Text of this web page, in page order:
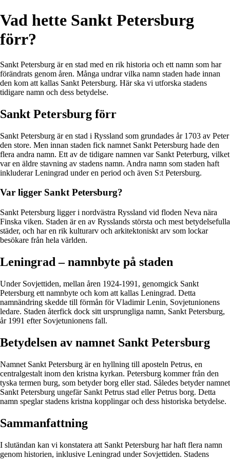
Vad hette Sankt Petersburg
förr?
Sankt Petersburg är en stad med en rik historia och ett namn som har
förändrats genom åren. Många undrar vilka namn staden hade innan
den kom att kallas Sankt Petersburg. Här ska vi utforska stadens
tidigare namn och dess betydelse.
Sankt Petersburg förr
Sankt Petersburg är en stad i Ryssland som grundades år 1703 av Peter
den store. Men innan staden fick namnet Sankt Petersburg hade den
flera andra namn. Ett av de tidigare namnen var Sankt Peterburg, vilket
var en äldre stavning av stadens namn. Andra namn som staden haft
inkluderar Leningrad under en period och även S:t Petersburg.
Var ligger Sankt Petersburg?
Sankt Petersburg ligger i nordvästra Ryssland vid floden Neva nära
Finska viken. Staden är en av Rysslands största och mest betydelsefulla
städer, och har en rik kulturarv och arkitektoniskt arv som lockar
besökare från hela världen.
Leningrad – namnbyte på staden
Under Sovjettiden, mellan åren 1924-1991, genomgick Sankt
Petersburg ett namnbyte och kom att kallas Leningrad. Detta
namnändring skedde till förmån för Vladimir Lenin, Sovjetunionens
ledare. Staden återfick dock sitt ursprungliga namn, Sankt Petersburg,
år 1991 efter Sovjetunionens fall.
Betydelsen av namnet Sankt Petersburg
Namnet Sankt Petersburg är en hyllning till aposteln Petrus, en
centralgestalt inom den kristna kyrkan. Petersburg kommer från den
tyska termen burg, som betyder borg eller stad. Således betyder namnet
Sankt Petersburg ungefär Sankt Petrus stad eller Petrus borg. Detta
namn speglar stadens kristna kopplingar och dess historiska betydelse.
Sammanfattning
I slutändan kan vi konstatera att Sankt Petersburg har haft flera namn
genom historien, inklusive Leningrad under Sovjettiden. Stadens